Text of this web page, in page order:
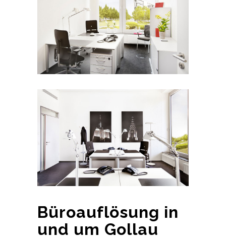
Büroauflösung in
und um Gollau